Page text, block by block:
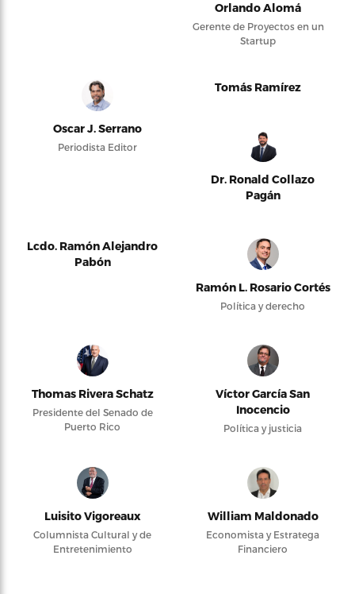
Orlando Alomá
Gerente de Proyectos en un
Startup
Oscar J. Serrano
Periodista Editor
Tomás Ramírez
Dr. Ronald Collazo
Pagán
Lcdo. Ramón Alejandro
Pabón
Ramón L. Rosario Cortés
Política y derecho
Thomas Rivera Schatz
Presidente del Senado de
Puerto Rico
Víctor García San
Inocencio
Política y justicia
Luisito Vigoreaux
Columnista Cultural y de
Entretenimiento
William Maldonado
Economista y Estratega
Financiero